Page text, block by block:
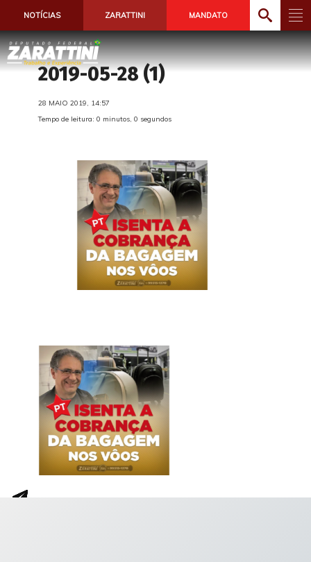
NOTÍCIAS ZARATTINI MANDATO
2019-05-28 (1)
28 MAIO 2019, 14:57
Tempo de leitura: 0 minutos, 0 segundos